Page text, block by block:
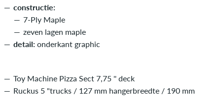
constructie:
7-Ply Maple
zeven lagen maple
detail: onderkant graphic
Toy Machine Pizza Sect 7,75 '' deck
Ruckus 5 "trucks / 127 mm hangerbreedte / 190 mm